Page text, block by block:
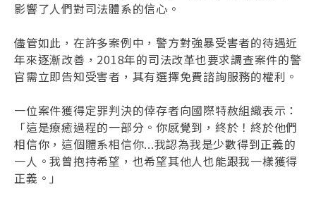
影響了人們對司法體系的信心。
儘管如此，在許多案例中，警方對強暴受害者的待遇近
年來逐漸改善，2018年的司法改革也要求調查案件的警
官需立即告知受害者，其有選擇免費諮詢服務的權利。
一位案件獲得定罪判決的倖存者向國際特赦組織表示：
「這是療癒過程的一部分。你感覺到，終於！終於他們
相信你，這個體系相信你...我認為我是少數得到正義的
一人。我曾抱持希望，也希望其他人也能跟我一樣獲得
正義。」